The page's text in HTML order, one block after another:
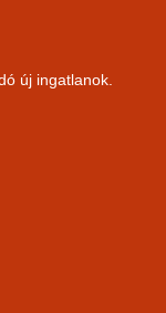
új ingatlanok.